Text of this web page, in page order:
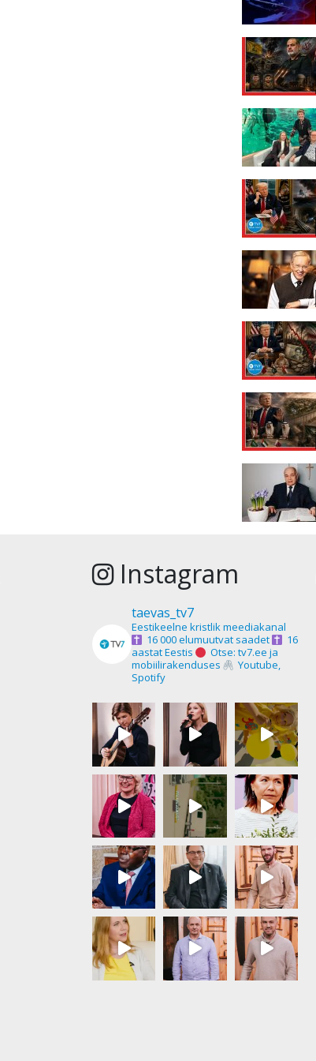
Instagram
taevas_tv7
Eestikeelne kristlik meediakanal
16 000 elumuutvat saadet
16
aastat Eestis
Otse: tv7.ee ja
mobiilirakenduses
Youtube,
Spotify